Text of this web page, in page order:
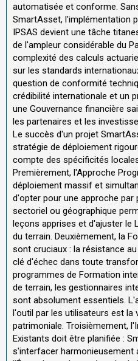
automatisée et conforme.
SmartAsset, l'implémentation
IPSAS devient une tâche
de l'ampleur considérable du
complexité des calculs
sur les standards
question de conformité
crédibilité internationale et un
une Gouvernance financière
les partenaires et les
Le succès d'un projet
stratégie de déploiement
compte des spécificités
Premièrement, l'Approche
déploiement massif et
d'opter pour une approche par
sectoriel ou géographique
leçons apprises et d'ajuster le
du terrain. Deuxièmement, la
sont cruciaux : la résistance
clé d'échec dans toute
programmes de Formation
de terrain, les gestionnaires
sont absolument essentiels.
l'outil par les utilisateurs est la
patrimoniale. Troisièmement,
Existants doit être planifiée :
s'interfacer harmonieusement